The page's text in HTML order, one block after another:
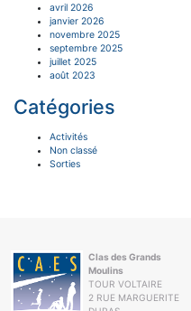
avril 2026
janvier 2026
novembre 2025
septembre 2025
juillet 2025
août 2023
Catégories
Activités
Non classé
Sorties
Clas des Grands
Moulins
TOUR VOLTAIRE
2 RUE MARGUERITE